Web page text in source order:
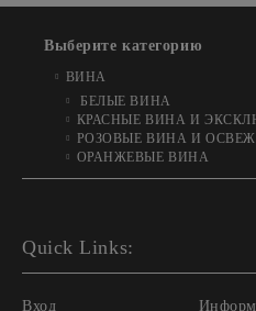
Выберите категорию
ВИНA
БЕЛЫЕ ВИНА
КРАСНЫЕ ВИНА И
РОЗОВЫЕ ВИНА И
ОРАНЖЕВЫЕ ВИНА
Quick Links:
Вход